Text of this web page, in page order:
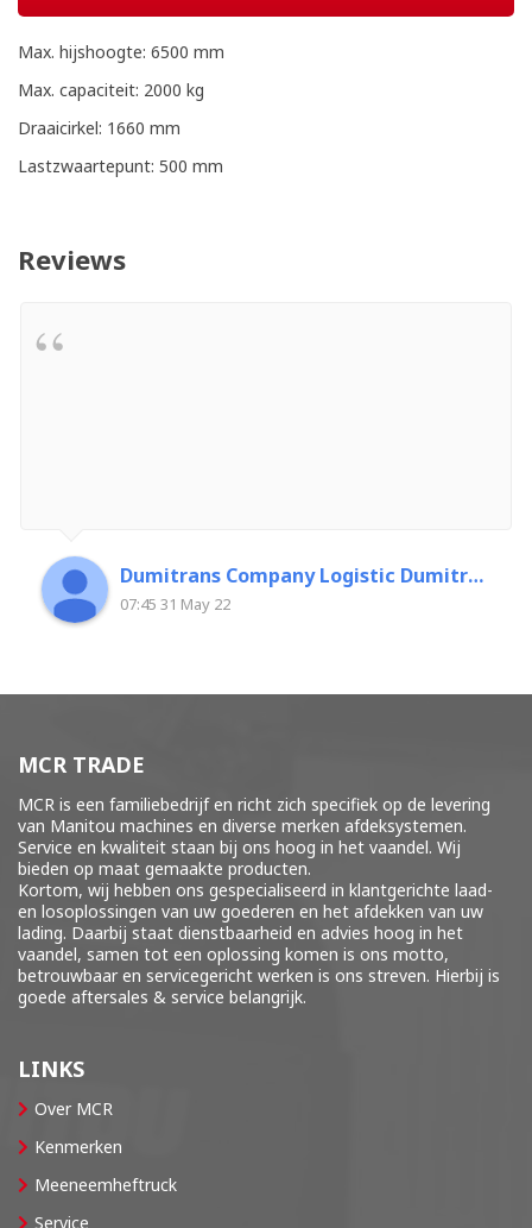
Max. hijshoogte: 6500 mm
Max. capaciteit: 2000 kg
Draaicirkel: 1660 mm
Lastzwaartepunt: 500 mm
Reviews
Dumitrans Company Logistic Dumitrascu Florin
07:45 31 May 22
MCR TRADE
MCR is een familiebedrijf en richt zich specifiek op de levering
van Manitou machines en diverse merken afdeksystemen.
Service en kwaliteit staan bij ons hoog in het vaandel. Wij
bieden op maat gemaakte producten.
Kortom, wij hebben ons gespecialiseerd in klantgerichte laad-
en losoplossingen van uw goederen en het afdekken van uw
lading. Daarbij staat dienstbaarheid en advies hoog in het
vaandel, samen tot een oplossing komen is ons motto,
betrouwbaar en servicegericht werken is ons streven. Hierbij is
goede aftersales & service belangrijk.
LINKS
Over MCR
Kenmerken
Meeneemheftruck
Service